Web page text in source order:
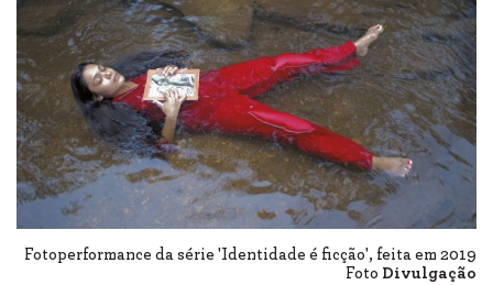
Fotoperformance da série 'Identidade é ficção', feita em 2019
Foto Divulgação